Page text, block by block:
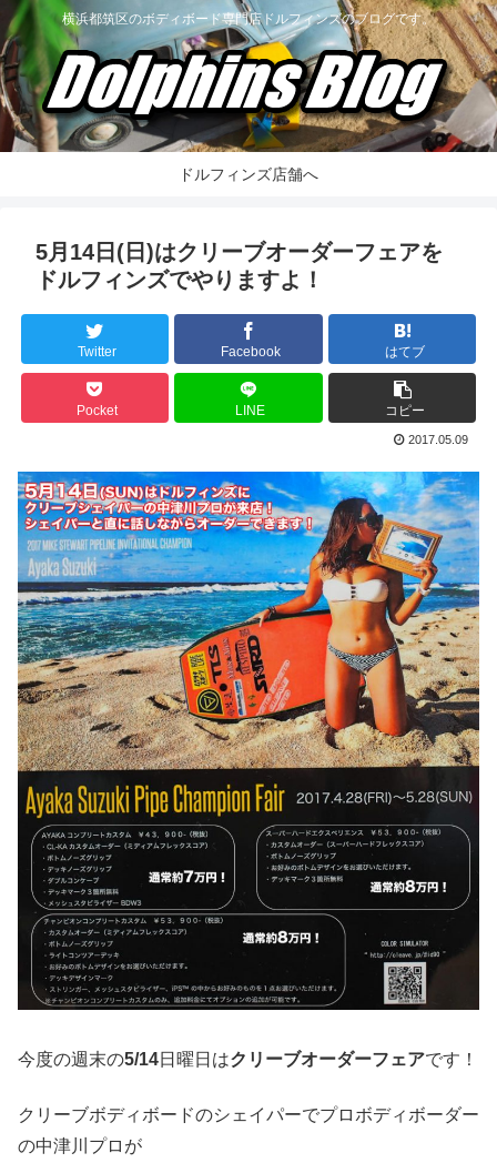
横浜都筑区のボディボード専門店ドルフィンズのブログです。
ドルフィンズ店舗へ
5月14日(日)はクリーブオーダーフェアを
ドルフィンズでやりますよ！
Twitter Facebook はてブ
Pocket LINE コピー
2017.05.09
今度の週末の5/14日曜日はクリーブオーダーフェアです！
クリーブボディボードのシェイパーでプロボディボーダー
の中津川プロが